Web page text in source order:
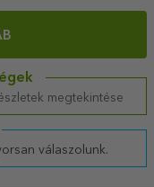
megtekintése
válaszolunk.